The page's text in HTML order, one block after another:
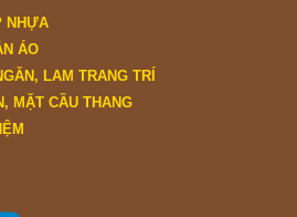
NHỰA
ÁO
LAM TRANG TRÍ
MẶT CẦU THANG